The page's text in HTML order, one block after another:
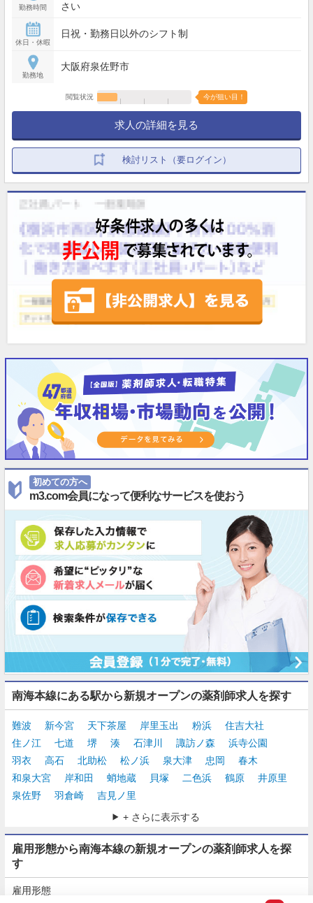
勤務時間
さい
休日・休暇
日祝・勤務日以外のシフト制
勤務地
大阪府泉佐野市
閲覧状況 今が狙い目！
求人の詳細を見る
検討リスト（要ログイン）
初めての方へ
m3.com会員になって便利なサービスを使おう
南海本線にある駅から新規オープンの薬剤師求人を探す
難波 新今宮 天下茶屋 岸里玉出 粉浜
住吉大社
住ノ江
七道 堺 湊 石津川 諏訪ノ森
浜寺公園
羽衣
高石 北助松 松ノ浜 泉大津 忠岡
春木
和泉大宮
岸和田 蛸地蔵 貝塚 二色浜 鶴原
井原里
泉佐野
羽倉崎
吉見ノ里
+ さらに表示する
雇用形態から南海本線の新規オープンの薬剤師求人を探
す
雇用形態